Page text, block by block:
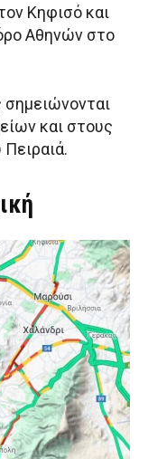
Κηφισό και
Αθηνών στο
σημειώνονται
και στους